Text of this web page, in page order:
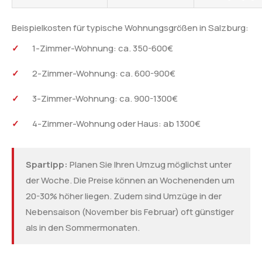
Beispielkosten für typische Wohnungsgrößen in Salzburg:
1-Zimmer-Wohnung: ca. 350-600€
2-Zimmer-Wohnung: ca. 600-900€
3-Zimmer-Wohnung: ca. 900-1300€
4-Zimmer-Wohnung oder Haus: ab 1300€
Spartipp: Planen Sie Ihren Umzug möglichst unter
der Woche. Die Preise können an Wochenenden um
20-30% höher liegen. Zudem sind Umzüge in der
Nebensaison (November bis Februar) oft günstiger
als in den Sommermonaten.